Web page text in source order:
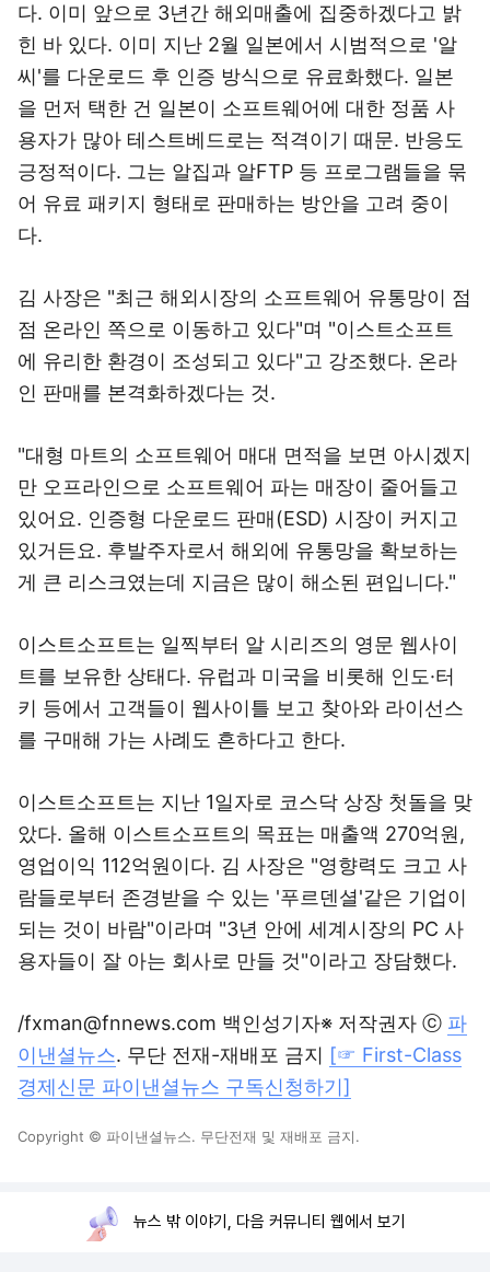
다. 이미 앞으로 3년간 해외매출에 집중하겠다고 밝
힌 바 있다. 이미 지난 2월 일본에서 시범적으로 '알
씨'를 다운로드 후 인증 방식으로 유료화했다. 일본
을 먼저 택한 건 일본이 소프트웨어에 대한 정품 사
용자가 많아 테스트베드로는 적격이기 때문. 반응도
긍정적이다. 그는 알집과 알FTP 등 프로그램들을 묶
어 유료 패키지 형태로 판매하는 방안을 고려 중이
다.
김 사장은 "최근 해외시장의 소프트웨어 유통망이 점
점 온라인 쪽으로 이동하고 있다"며 "이스트소프트
에 유리한 환경이 조성되고 있다"고 강조했다. 온라
인 판매를 본격화하겠다는 것.
"대형 마트의 소프트웨어 매대 면적을 보면 아시겠지
만 오프라인으로 소프트웨어 파는 매장이 줄어들고
있어요. 인증형 다운로드 판매(ESD) 시장이 커지고
있거든요. 후발주자로서 해외에 유통망을 확보하는
게 큰 리스크였는데 지금은 많이 해소된 편입니다."
이스트소프트는 일찍부터 알 시리즈의 영문 웹사이
트를 보유한 상태다. 유럽과 미국을 비롯해 인도·터
키 등에서 고객들이 웹사이틀 보고 찾아와 라이선스
를 구매해 가는 사례도 흔하다고 한다.
이스트소프트는 지난 1일자로 코스닥 상장 첫돌을 맞
았다. 올해 이스트소프트의 목표는 매출액 270억원,
영업이익 112억원이다. 김 사장은 "영향력도 크고 사
람들로부터 존경받을 수 있는 '푸르덴셜'같은 기업이
되는 것이 바람"이라며 "3년 안에 세계시장의 PC 사
용자들이 잘 아는 회사로 만들 것"이라고 장담했다.
/fxman@fnnews.com 백인성기자※ 저작권자 ⓒ 파
이낸셜뉴스. 무단 전재-재배포 금지 [☞ First-Class
경제신문 파이낸셜뉴스 구독신청하기]
Copyright © 파이낸셜뉴스. 무단전재 및 재배포 금지.
뉴스 밖 이야기, 다음 커뮤니티 웹에서 보기